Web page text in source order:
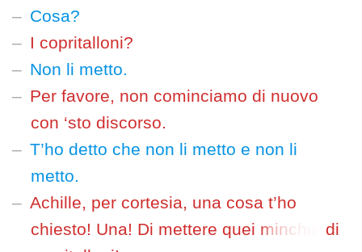
Cosa?
I copritalloni?
Non li metto.
Per favore, non cominciamo di nuovo
con ‘sto discorso.
T’ho detto che non li metto e non li
metto.
Achille, per cortesia, una cosa t’ho
chiesto! Una! Di mettere quei minchia
di